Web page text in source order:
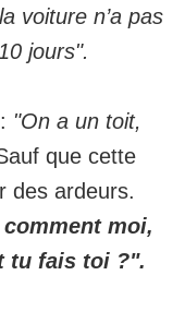
voiture n’a pas
jours".
"On a un toit,
que cette
des ardeurs.
moi,
tu fais toi ?".